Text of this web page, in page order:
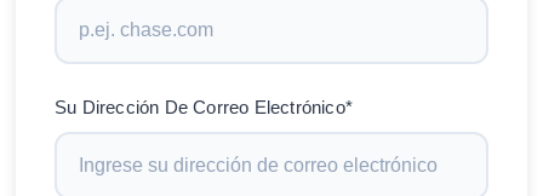
Su Dirección De Correo Electrónico*